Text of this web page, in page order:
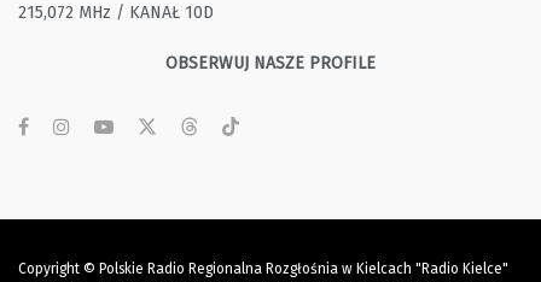
215,072 MHz / KANAŁ 10D
OBSERWUJ NASZE PROFILE
Copyright © Polskie Radio Regionalna Rozgłośnia w Kielcach "Radio Kielce"